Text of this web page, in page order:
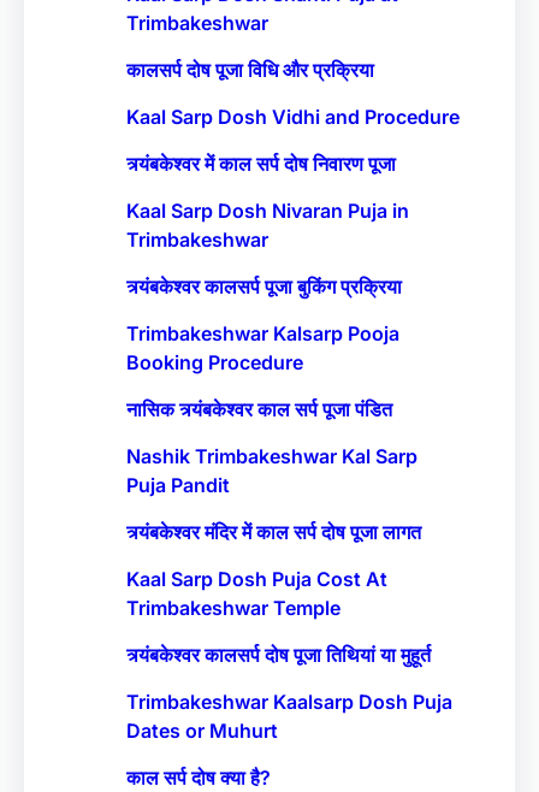
Trimbakeshwar
कालसर्प दोष पूजा विधि और प्रक्रिया
Kaal Sarp Dosh Vidhi and Procedure
त्र्यंबकेश्वर में काल सर्प दोष निवारण पूजा
Kaal Sarp Dosh Nivaran Puja in
Trimbakeshwar
त्र्यंबकेश्वर कालसर्प पूजा बुकिंग प्रक्रिया
Trimbakeshwar Kalsarp Pooja
Booking Procedure
नासिक त्र्यंबकेश्वर काल सर्प पूजा पंडित
Nashik Trimbakeshwar Kal Sarp
Puja Pandit
त्र्यंबकेश्वर मंदिर में काल सर्प दोष पूजा लागत
Kaal Sarp Dosh Puja Cost At
Trimbakeshwar Temple
त्र्यंबकेश्वर कालसर्प दोष पूजा तिथियां या मुहूर्त
Trimbakeshwar Kaalsarp Dosh Puja
Dates or Muhurt
काल सर्प दोष क्या है?